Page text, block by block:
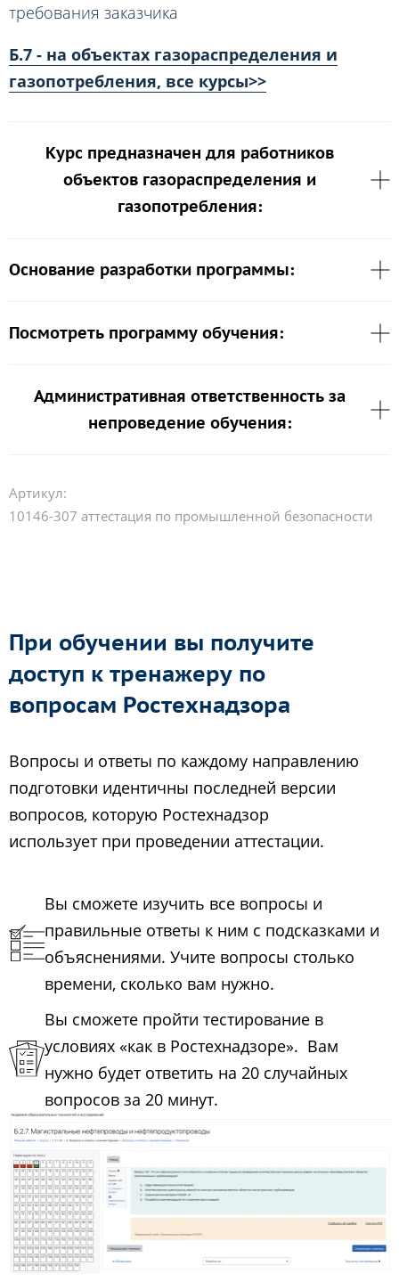
требования заказчика
Б.7 - на объектах газораспределения и
газопотребления, все курсы>>
Курс предназначен для работников
объектов газораспределения и
газопотребления:
Основание разработки программы:
Посмотреть программу обучения:
Административная ответственность за
непроведение обучения:
Артикул:
10146-307 аттестация по промышленной безопасности
При обучении вы получите
доступ к тренажеру по
вопросам Ростехнадзора
Вопросы и ответы по каждому направлению
подготовки идентичны последней версии
вопросов, которую Ростехнадзор
использует при проведении аттестации.
Вы сможете изучить все вопросы и
правильные ответы к ним с подсказками и
объяснениями. Учите вопросы столько
времени, сколько вам нужно.
Вы сможете пройти тестирование в
условиях «как в Ростехнадзоре». Вам
нужно будет ответить на 20 случайных
вопросов за 20 минут.